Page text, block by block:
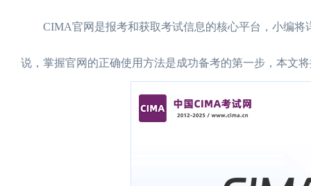
CIMA官网是报考和获取考试信息的核心平台，小编将
说，掌握官网的正确使用方法是成功备考的第一步，本文